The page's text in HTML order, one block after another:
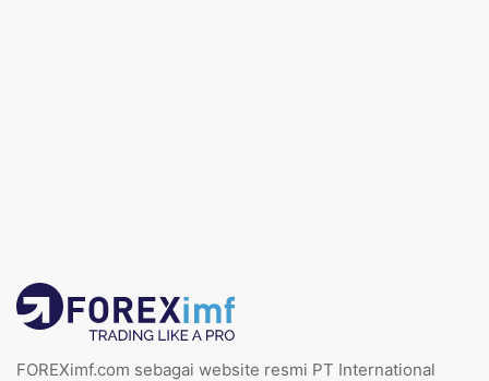
FOREXimf.com sebagai website resmi PT International